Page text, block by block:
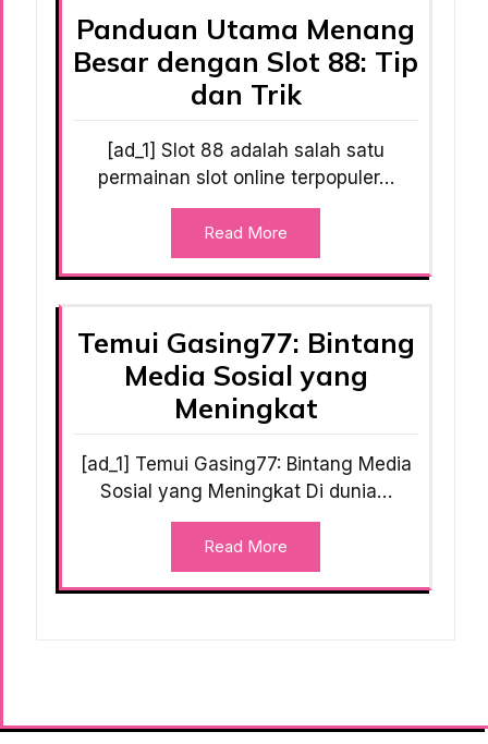
Panduan Utama Menang
Besar dengan Slot 88: Tip
dan Trik
[ad_1] Slot 88 adalah salah satu
permainan slot online terpopuler…
Read More
Temui Gasing77: Bintang
Media Sosial yang
Meningkat
[ad_1] Temui Gasing77: Bintang Media
Sosial yang Meningkat Di dunia…
Read More